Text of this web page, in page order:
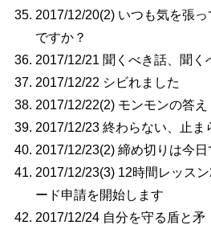
2017/12/20(2) いつも気を張
ですか？
2017/12/21 聞くべき話、聞く
2017/12/22 シビれました
2017/12/22(2) モンモンの答え
2017/12/23 終わらない、止ま
2017/12/23(2) 締め切りは今日
2017/12/23(3) 12時間レッス
ード申請を開始します
2017/12/24 自分を守る盾と矛